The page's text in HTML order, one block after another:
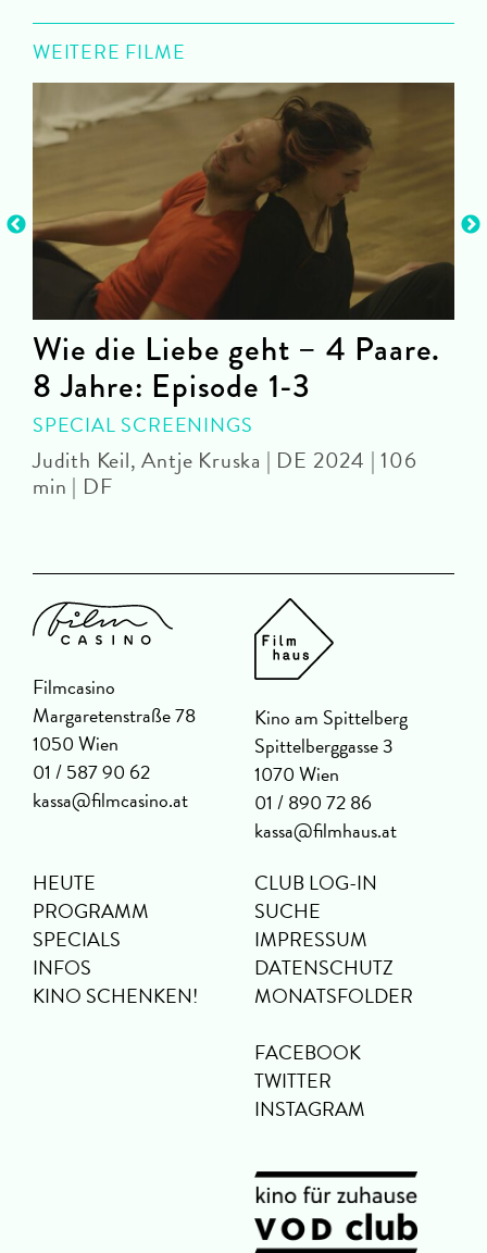
WEITERE FILME
Wie die Liebe geht – 4 Paare.
8 Jahre: Episode 1-3
SPECIAL SCREENINGS
Judith Keil, Antje Kruska | DE 2024 | 106
min | DF
Filmcasino
Margaretenstraße 78
1050 Wien
01 / 587 90 62
kassa@filmcasino.at
Kino am Spittelberg
Spittelberggasse 3
1070 Wien
01 / 890 72 86
kassa@filmhaus.at
HEUTE
PROGRAMM
SPECIALS
INFOS
KINO SCHENKEN!
CLUB LOG-IN
SUCHE
IMPRESSUM
DATENSCHUTZ
MONATSFOLDER
FACEBOOK
TWITTER
INSTAGRAM